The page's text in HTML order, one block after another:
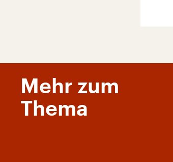
Mehr zum
Thema